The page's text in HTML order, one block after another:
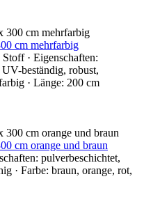
cm mehrfarbig
· Eigenschaften:
beständig, robust,
· Länge: 200 cm
cm orange und braun
pulverbeschichtet,
· Farbe: braun, orange, rot,